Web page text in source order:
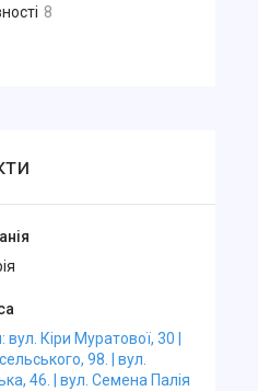
8
вул. Кіри Муратової, 30 |
98. | вул.
46. | вул. Семена Палія